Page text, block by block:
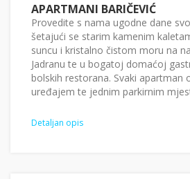
APARTMANI BARIČEVIĆ
Provedite s nama ugodne dane
šetajući se starim kamenim
suncu i kristalno čistom moru na
Jadranu te u bogatoj domaćoj
bolskih restorana. Svaki apartman
uređajem te jednim parkirnim
Detaljan opis